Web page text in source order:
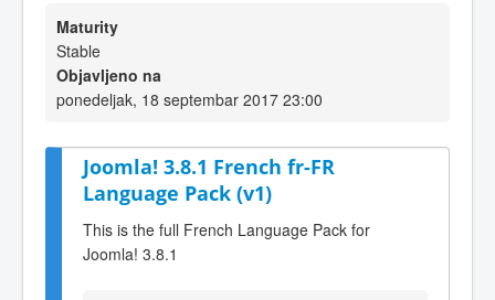
Maturity
Stable
Objavljeno na
ponedeljak, 18 septembar 2017 23:00
Joomla! 3.8.1 French fr-FR
Language Pack (v1)
This is the full French Language Pack for
Joomla! 3.8.1